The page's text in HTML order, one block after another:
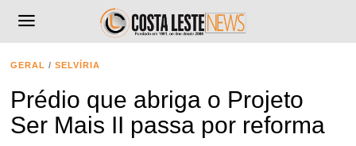
GERAL / SELVÍRIA
Prédio que abriga o Projeto
Ser Mais II passa por reforma